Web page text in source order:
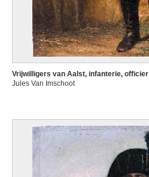
Vrijwilligers van Aalst, infanterie, officier
Jules Van Imschoot